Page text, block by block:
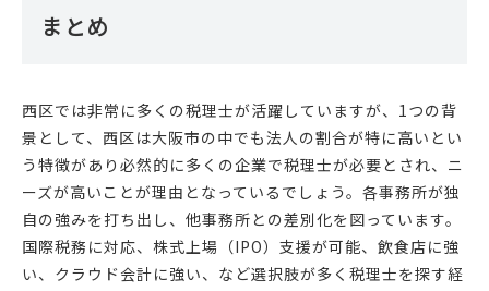
まとめ
西区では非常に多くの税理士が活躍していますが、1つの背
景として、西区は大阪市の中でも法人の割合が特に高いとい
う特徴があり必然的に多くの企業で税理士が必要とされ、ニ
ーズが高いことが理由となっているでしょう。各事務所が独
自の強みを打ち出し、他事務所との差別化を図っています。
国際税務に対応、株式上場（IPO）支援が可能、飲食店に強
い、クラウド会計に強い、など選択肢が多く税理士を探す経